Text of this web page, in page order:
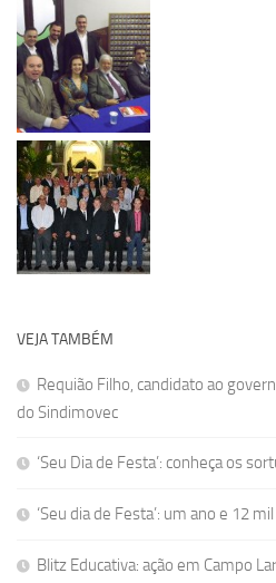
VEJA TAMBÉM
Requião Filho, candidato ao
do Sindimovec
‘Seu Dia de Festa’: conheça os
‘Seu dia de Festa’: um ano e 12
Blitz Educativa: ação em Campo